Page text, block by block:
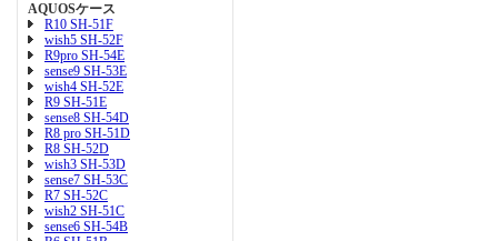
AQUOSケース
R10 SH-51F
wish5 SH-52F
R9pro SH-54E
sense9 SH-53E
wish4 SH-52E
R9 SH-51E
sense8 SH-54D
R8 pro SH-51D
R8 SH-52D
wish3 SH-53D
sense7 SH-53C
R7 SH-52C
wish2 SH-51C
sense6 SH-54B